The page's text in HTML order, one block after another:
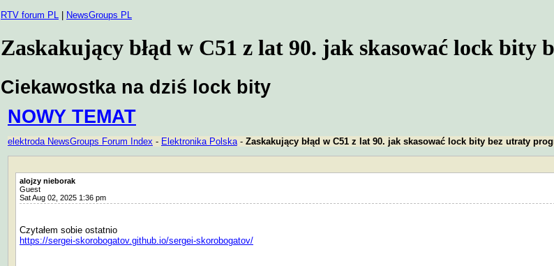
RTV forum PL NewsGroups PL
Zaskakujący błąd w C51 z lat 90. jak skasować lock bity
Ciekawostka na dziś lock bity
NOWY TEMAT
elektroda NewsGroups Forum Index - Elektronika Polska- Zaskakujący błąd w C51 z lat 90. jak skasować lock bity bez utraty
alojzy nieborak
Guest
Sat Aug 02, 2025 1:36 pm
Czytałem sobie ostatnio
https://sergei-skorobogatov.github.io/sergei-skorobogatov/